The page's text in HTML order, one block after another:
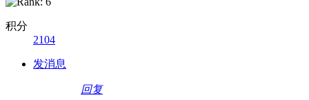
积分
2104
发消息
回复